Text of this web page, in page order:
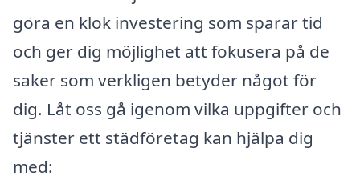
göra en klok investering som sparar tid
och ger dig möjlighet att fokusera på de
saker som verkligen betyder något för
dig. Låt oss gå igenom vilka uppgifter och
tjänster ett städföretag kan hjälpa dig
med: